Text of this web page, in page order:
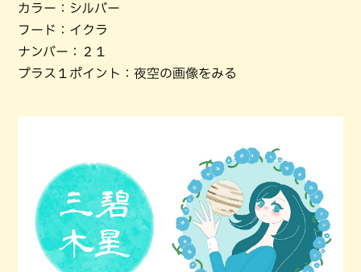
カラー：シルバー
フード：イクラ
ナンバー：２１
プラス１ポイント：夜空の画像をみる